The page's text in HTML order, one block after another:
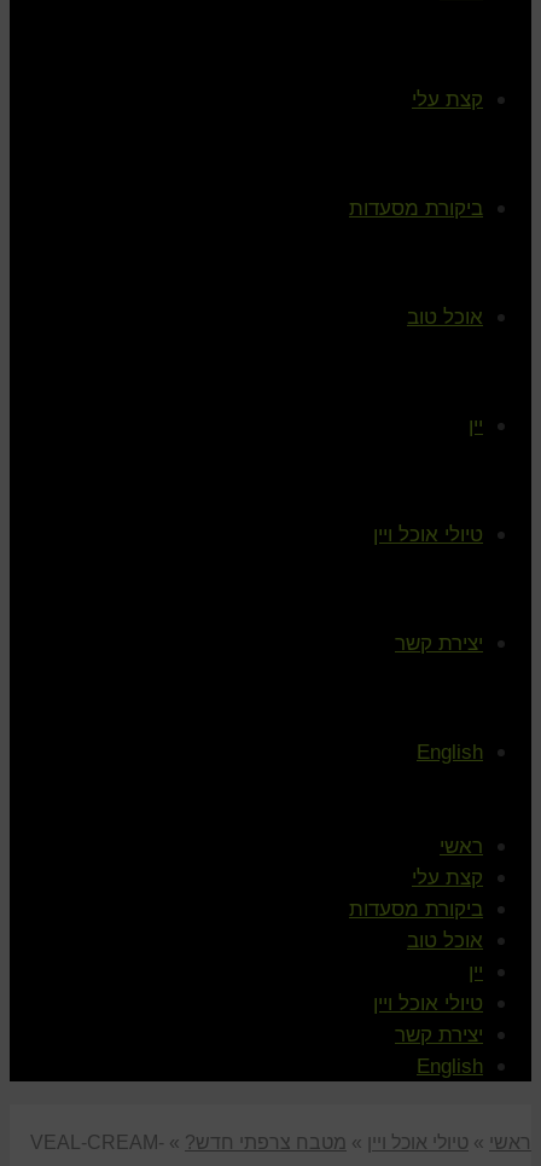
קצת עלי
ביקורת מסעדות
אוכל טוב
יין
טיולי אוכל ויין
יצירת קשר
English
ראשי
קצת עלי
ביקורת מסעדות
אוכל טוב
יין
טיולי אוכל ויין
יצירת קשר
English
ראשי » טיולי אוכל ויין » מטבח צרפתי חדש? »
VEAL-CREAM-